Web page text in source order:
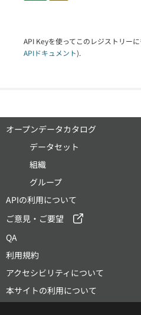
API Keyを使ってこのレジストリー
APIドキュメント).
オープンデータカタログ
データセット
組織
グループ
APIの利用について
ご意見・ご要望
QA
利用規約
アクセシビリティについて
本サイトの利用について